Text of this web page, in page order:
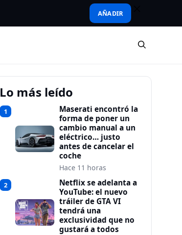
AÑADIR
Lo más leído
1
Maserati encontró la
forma de poner un
cambio manual a un
eléctrico… justo
antes de cancelar el
coche
Hace 11 horas
2
Netflix se adelanta a
YouTube: el nuevo
tráiler de GTA VI
tendrá una
exclusividad que no
gustará a todos